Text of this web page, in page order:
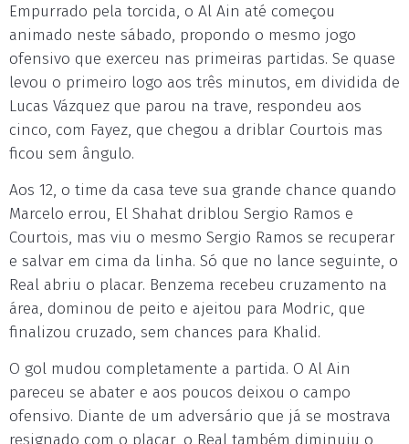
Empurrado pela torcida, o Al Ain até começou
animado neste sábado, propondo o mesmo jogo
ofensivo que exerceu nas primeiras partidas. Se quase
levou o primeiro logo aos três minutos, em dividida de
Lucas Vázquez que parou na trave, respondeu aos
cinco, com Fayez, que chegou a driblar Courtois mas
ficou sem ângulo.
Aos 12, o time da casa teve sua grande chance quando
Marcelo errou, El Shahat driblou Sergio Ramos e
Courtois, mas viu o mesmo Sergio Ramos se recuperar
e salvar em cima da linha. Só que no lance seguinte, o
Real abriu o placar. Benzema recebeu cruzamento na
área, dominou de peito e ajeitou para Modric, que
finalizou cruzado, sem chances para Khalid.
O gol mudou completamente a partida. O Al Ain
pareceu se abater e aos poucos deixou o campo
ofensivo. Diante de um adversário que já se mostrava
resignado com o placar, o Real também diminuiu o